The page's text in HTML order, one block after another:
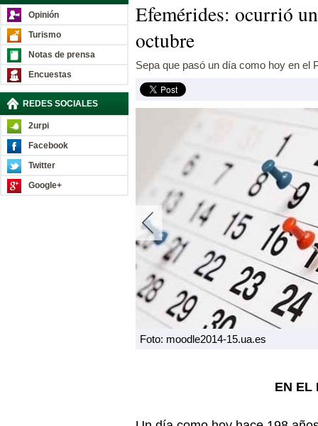
Opinión
Turismo
Notas de prensa
Encuestas
REDES SOCIALES
2urpi
Facebook
Twitter
Google+
Efemérides: ocurrió
octubre
Sepa que pasó un día como hoy en el
Foto: moodle2014-15.ua.es
EN EL